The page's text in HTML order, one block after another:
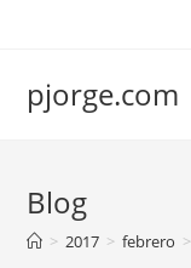
pjorge.com
Blog
> 2017 > febrero >